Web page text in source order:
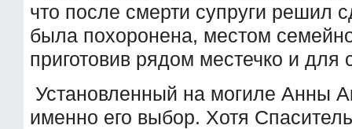
что после смерти супруги решил
была похоронена, местом
приготовив рядом местечко и для
Установленный на могиле Анны
именно его выбор. Хотя